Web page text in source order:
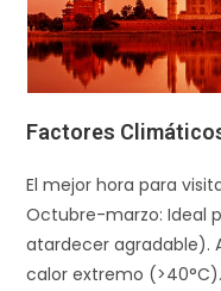
Factores
El mejor hora para
Octubre-marzo: Ideal
atardecer agradable).
calor extremo